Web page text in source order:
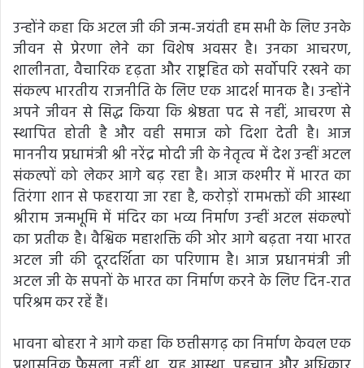
उन्होंने कहा कि अटल जी की जन्म-जयंती हम सभी के लिए उनके
जीवन से प्रेरणा लेने का विशेष अवसर है। उनका आचरण,
शालीनता, वैचारिक दृढ़ता और राष्ट्रहित को सर्वोपरि रखने का
संकल्प भारतीय राजनीति के लिए एक आदर्श मानक है। उन्होंने
अपने जीवन से सिद्ध किया कि श्रेष्ठता पद से नहीं, आचरण से
स्थापित होती है और वही समाज को दिशा देती है। आज
माननीय प्रधामंत्री श्री नरेंद्र मोदी जी के नेतृत्व में देश उन्हीं अटल
संकल्पों को लेकर आगे बढ़ रहा है। आज कश्मीर में भारत का
तिरंगा शान से फहराया जा रहा है, करोड़ों रामभक्तों की आस्था
श्रीराम जन्मभूमि में मंदिर का भव्य निर्माण उन्हीं अटल संकल्पों
का प्रतीक है। वैश्विक महाशक्ति की ओर आगे बढ़ता नया भारत
अटल जी की दूरदर्शिता का परिणाम है। आज प्रधानमंत्री जी
अटल जी के सपनों के भारत का निर्माण करने के लिए दिन-रात
परिश्रम कर रहें हैं।
भावना बोहरा ने आगे कहा कि छत्तीसगढ़ का निर्माण केवल एक